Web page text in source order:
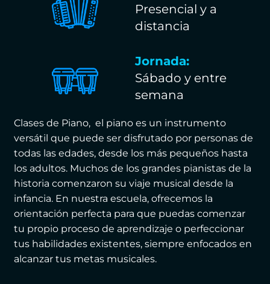
Presencial y a
distancia
Jornada:
Sábado y entre
semana
Clases de Piano, el piano es un instrumento
versátil que puede ser disfrutado por personas de
todas las edades, desde los más pequeños hasta
los adultos. Muchos de los grandes pianistas de la
historia comenzaron su viaje musical desde la
infancia. En nuestra escuela, ofrecemos la
orientación perfecta para que puedas comenzar
tu propio proceso de aprendizaje o perfeccionar
tus habilidades existentes, siempre enfocados en
alcanzar tus metas musicales.